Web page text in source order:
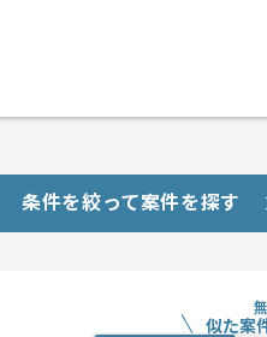
条件を絞って案件を探す
似た案